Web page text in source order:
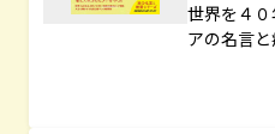
世界を４
アの名言